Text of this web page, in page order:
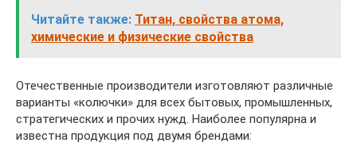
Читайте также: Титан, свойства атома,
химические и физические свойства
Отечественные производители изготовляют различные
варианты «колючки» для всех бытовых, промышленных,
стратегических и прочих нужд. Наиболее популярна и
известна продукция под двумя брендами: